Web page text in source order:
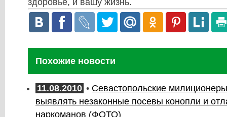
здоровье, и вашу жизнь.
Похожие новости
11.08.2010 • Севастопольские
выявлять незаконные посевы конопли и
наркоманов (ФОТО)